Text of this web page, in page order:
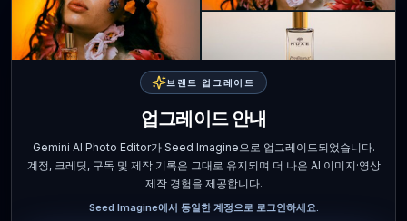
브랜드 업그레이드
업그레이드 안내
Gemini AI Photo Editor가 Seed Imagine으로 업그레이드되었습니다.
계정, 크레딧, 구독 및 제작 기록은 그대로 유지되며 더 나은 AI 이미지·영상
제작 경험을 제공합니다.
Seed Imagine에서 동일한 계정으로 로그인하세요.
Home Tools Free AI Video
Free AI Video
Free AI Video Editor &
Generator - No Sign-Up